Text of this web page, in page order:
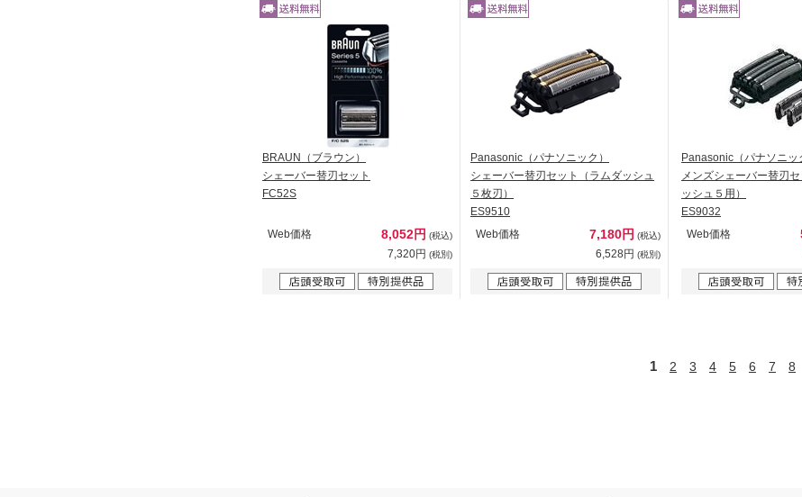
BRAUN（ブラウン）
シェーバー替刃セット
FC52S
Web価格 8,052円 (税込)
7,320円 (税別)
Panasonic（パナソニック）
シェーバー替刃セット（ラムダッシュ
５枚刃）
ES9510
Web価格
7,180円 (税込)
6,528円 (税別)
Panasonic（パナソニッ
メンズシェーバー替刃
ッシュ５用）
ES9032
Web価格
1 2 3 4 5 6 7 8